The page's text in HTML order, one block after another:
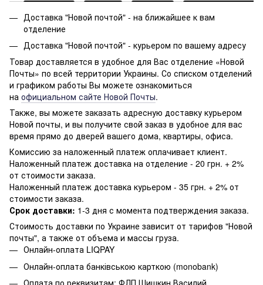
Доставка "Новой почтой" - на ближайшее к вам
отделение
Доставка "Новой почтой" - курьером по вашему адресу
Товар доставляется в удобное для Вас отделение «Новой
Почты» по всей территории Украины. Со списком отделений
и графиком работы Вы можете ознакомиться
на официальном сайте Новой Почты.
Также, вы можете заказать адресную доставку курьером
Новой почты, и вы получите свой заказ в удобное для вас
время прямо до дверей вашего дома, квартиры, офиса.
Комиссию за наложенный платеж оплачивает клиент.
Наложенный платеж доставка на отделение - 20 грн. + 2%
от стоимости заказа.
Наложенный платеж доставка курьером - 35 грн. + 2% от
стоимости заказа.
Срок доставки: 1-3 дня с момента подтверждения заказа.
Стоимость доставки по Украине зависит от тарифов "Новой
почты", а также от объема и массы груза.
Онлайн-оплата LIQPAY
Онлайн-оплата банківською карткою (monobank)